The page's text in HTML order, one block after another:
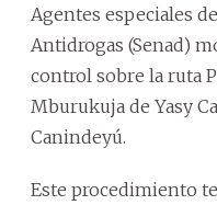
Agentes especiales
Antidrogas (Senad)
control sobre la ruta
Mburukuja de Yasy
Canindeyú.
Este procedimiento